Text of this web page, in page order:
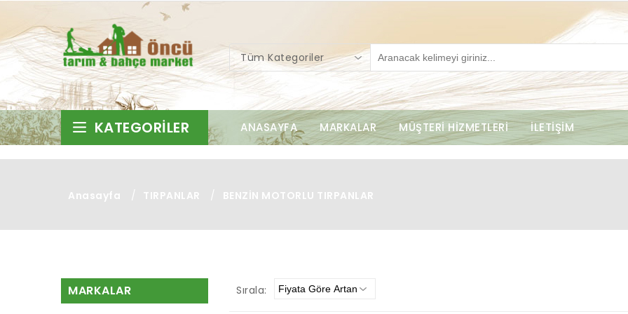
Tüm Kategoriler
KATEGORILER ANASAYFA MARKALAR MÜŞTERİ HİZMETLERİ İLETİŞİM
Anasayfa / TIRPANLAR / BENZİN MOTORLU TIRPANLAR
MARKALAR Sırala: